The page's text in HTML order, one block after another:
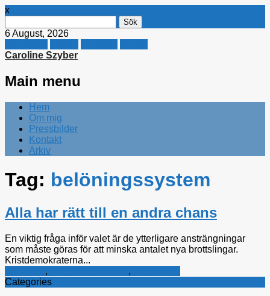
x
efter:
6 August, 2026
Caroline Szyber
Main menu
Skip
content
Hem
Om mig
Pressbilder
Kontakt
Arkiv
Tag: belöningssystem
Alla har rätt till en andra chans
En viktig fråga inför valet är de ytterligare ansträngningar
som måste göras för att minska antalet nya brottslingar.
Kristdemokraterna...
, ,
Categories